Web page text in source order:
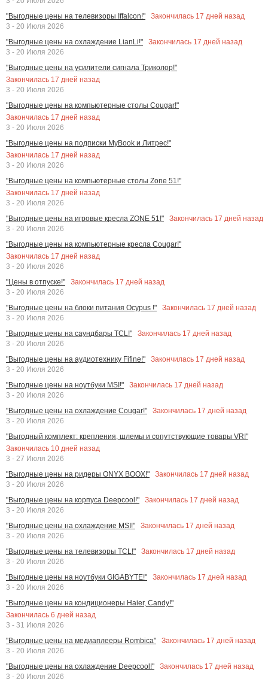
"Выгодные цены на телевизоры Iffalcon!"
Закончилась 17 дней назад
3 - 20 Июля 2026
"Выгодные цены на охлаждение LianLi!"
Закончилась 17 дней назад
3 - 20 Июля 2026
"Выгодные цены на усилители сигнала Триколор!"
Закончилась 17 дней назад
3 - 20 Июля 2026
"Выгодные цены на компьютерные столы Cougar!"
Закончилась 17 дней назад
3 - 20 Июля 2026
"Выгодные цены на подписки MyBook и Литрес!"
Закончилась 17 дней назад
3 - 20 Июля 2026
"Выгодные цены на компьютерные столы Zone 51!"
Закончилась 17 дней назад
3 - 20 Июля 2026
"Выгодные цены на игровые кресла ZONE 51!"
Закончилась 17 дней назад
3 - 20 Июля 2026
"Выгодные цены на компьютерные кресла Cougar!"
Закончилась 17 дней назад
3 - 20 Июля 2026
"Цены в отпуске!"
Закончилась 17 дней назад
3 - 20 Июля 2026
"Выгодные цены на блоки питания Ocypus !"
Закончилась 17 дней назад
3 - 20 Июля 2026
"Выгодные цены на саундбары TCL!"
Закончилась 17 дней назад
3 - 20 Июля 2026
"Выгодные цены на аудиотехнику Fifine!"
Закончилась 17 дней назад
3 - 20 Июля 2026
"Выгодные цены на ноутбуки MSI!"
Закончилась 17 дней назад
3 - 20 Июля 2026
"Выгодные цены на охлаждение Cougar!"
Закончилась 17 дней назад
3 - 20 Июля 2026
"Выгодный комплект: крепления, шлемы и сопутствующие товары VR!"
Закончилась 10 дней назад
3 - 27 Июля 2026
"Выгодные цены на ридеры ONYX BOOX!"
Закончилась 17 дней назад
3 - 20 Июля 2026
"Выгодные цены на корпуса Deepcool!"
Закончилась 17 дней назад
3 - 20 Июля 2026
"Выгодные цены на охлаждение MSI!"
Закончилась 17 дней назад
3 - 20 Июля 2026
"Выгодные цены на телевизоры TCL!"
Закончилась 17 дней назад
3 - 20 Июля 2026
"Выгодные цены на ноутбуки GIGABYTE!"
Закончилась 17 дней назад
3 - 20 Июля 2026
"Выгодные цены на кондиционеры Haier, Candy!"
Закончилась 6 дней назад
3 - 31 Июля 2026
"Выгодные цены на медиаплееры Rombica"
Закончилась 17 дней назад
3 - 20 Июля 2026
"Выгодные цены на охлаждение Deepcool!"
Закончилась 17 дней назад
3 - 20 Июля 2026